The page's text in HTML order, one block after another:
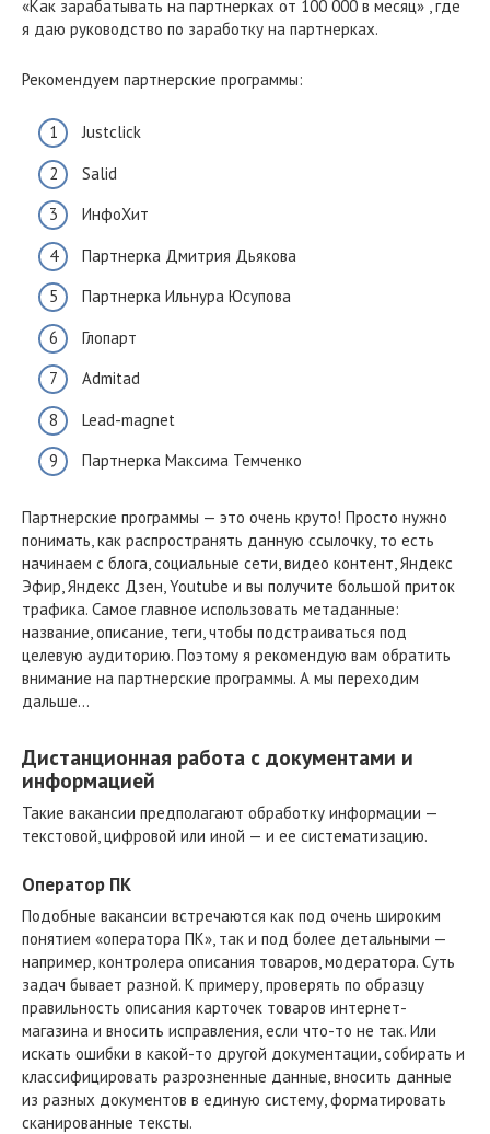
«Как зарабатывать на партнерках от 100 000 в месяц» , где
я даю руководство по заработку на партнерках.
Рекомендуем партнерские программы:
Justclick
Salid
ИнфоХит
Партнерка Дмитрия Дьякова
Партнерка Ильнура Юсупова
Глопарт
Admitad
Lead-magnet
Партнерка Максима Темченко
Партнерские программы — это очень круто! Просто нужно
понимать, как распространять данную ссылочку, то есть
начинаем с блога, социальные сети, видео контент, Яндекс
Эфир, Яндекс Дзен, Youtube и вы получите большой приток
трафика. Самое главное использовать метаданные:
название, описание, теги, чтобы подстраиваться под
целевую аудиторию. Поэтому я рекомендую вам обратить
внимание на партнерские программы. А мы переходим
дальше…
Дистанционная работа с документами и
информацией
Такие вакансии предполагают обработку информации —
текстовой, цифровой или иной — и ее систематизацию.
Оператор ПК
Подобные вакансии встречаются как под очень широким
понятием «оператора ПК», так и под более детальными —
например, контролера описания товаров, модератора. Суть
задач бывает разной. К примеру, проверять по образцу
правильность описания карточек товаров интернет-
магазина и вносить исправления, если что-то не так. Или
искать ошибки в какой-то другой документации, собирать и
классифицировать разрозненные данные, вносить данные
из разных документов в единую систему, форматировать
сканированные тексты.